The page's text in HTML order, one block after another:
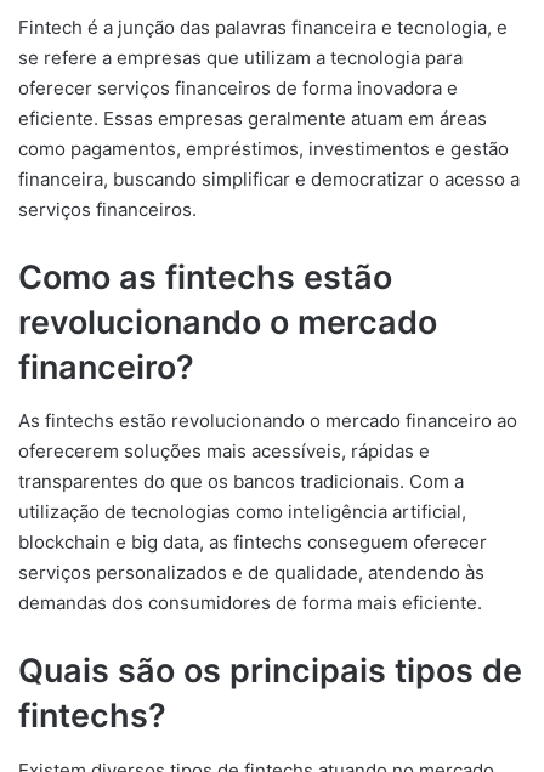
Fintech é a junção das palavras financeira e tecnologia, e
se refere a empresas que utilizam a tecnologia para
oferecer serviços financeiros de forma inovadora e
eficiente. Essas empresas geralmente atuam em áreas
como pagamentos, empréstimos, investimentos e gestão
financeira, buscando simplificar e democratizar o acesso a
serviços financeiros.
Como as fintechs estão
revolucionando o mercado
financeiro?
As fintechs estão revolucionando o mercado financeiro ao
oferecerem soluções mais acessíveis, rápidas e
transparentes do que os bancos tradicionais. Com a
utilização de tecnologias como inteligência artificial,
blockchain e big data, as fintechs conseguem oferecer
serviços personalizados e de qualidade, atendendo às
demandas dos consumidores de forma mais eficiente.
Quais são os principais tipos de
fintechs?